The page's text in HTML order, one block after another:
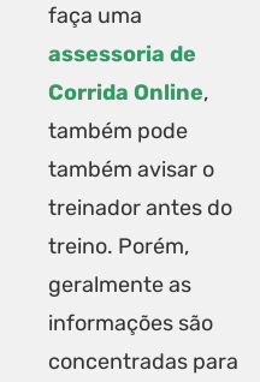
faça uma
assessoria de
Corrida Online,
também pode
também avisar o
treinador antes do
treino. Porém,
geralmente as
informações são
concentradas para